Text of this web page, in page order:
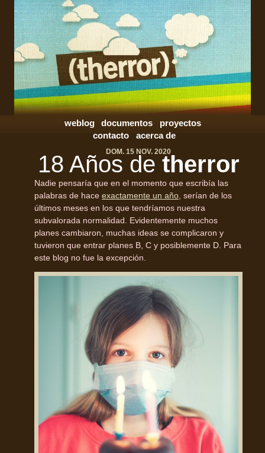
weblog documentos
proyectos
contacto
acerca de
DOM. 15 NOV. 2020
18 Años de therror
Nadie pensaría que en el momento que escribía las
palabras de hace exactamente un año , serían de los
últimos meses en los que tendríamos nuestra
subvalorada normalidad. Evidentemente muchos
planes cambiaron, muchas ideas se complicaron y
tuvieron que entrar planes B, C y posiblemente D. Para
este blog no fue la excepción.